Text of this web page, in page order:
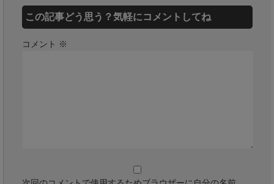
この記事どう思う？気軽にコメントしてね
コメント ※